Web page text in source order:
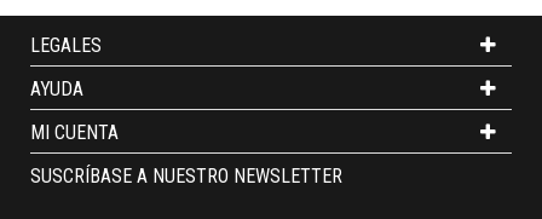
LEGALES
AYUDA
MI CUENTA
SUSCRÍBASE A NUESTRO NEWSLETTER